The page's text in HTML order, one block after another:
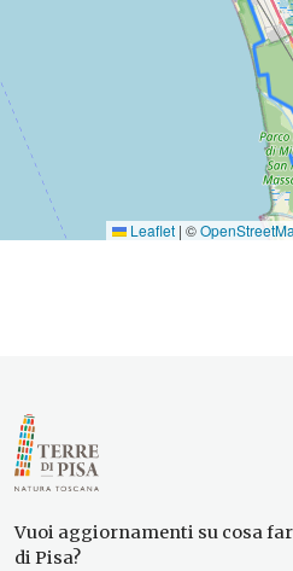
Leaflet | ©
Vuoi aggiornamenti su cosa
di Pisa?